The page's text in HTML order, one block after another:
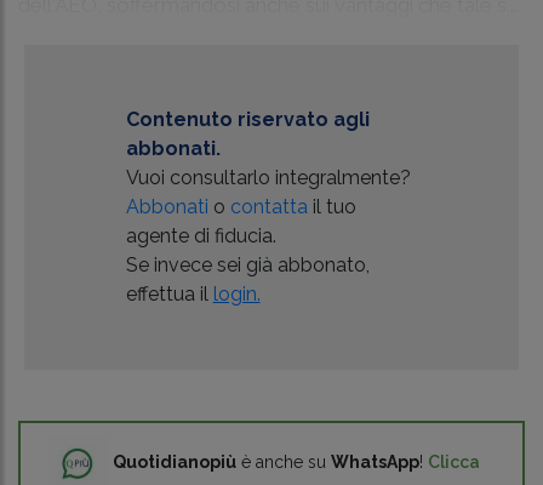
Contenuto riservato agli
abbonati.
Vuoi consultarlo integralmente?
Abbonati o contattail tuo
agente di fiducia.
Se invece sei già abbonato,
effettua il login.
Quotidianopiù è anche su WhatsApp! Clicca